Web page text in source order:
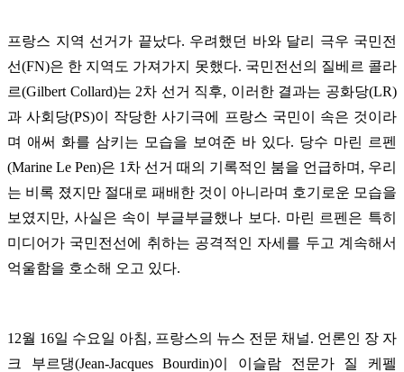
프랑스 지역 선거가 끝났다. 우려했던 바와 달리 극우 국민전
선(FN)은 한 지역도 가져가지 못했다. 국민전선의 질베르 콜라
르(Gilbert Collard)는 2차 선거 직후, 이러한 결과는 공화당(LR)
과 사회당(PS)이 작당한 사기극에 프랑스 국민이 속은 것이라
며 애써 화를 삼키는 모습을 보여준 바 있다. 당수 마린 르펜
(Marine Le Pen)은 1차 선거 때의 기록적인 붐을 언급하며, 우리
는 비록 졌지만 절대로 패배한 것이 아니라며 호기로운 모습을
보였지만, 사실은 속이 부글부글했나 보다. 마린 르펜은 특히
미디어가 국민전선에 취하는 공격적인 자세를 두고 계속해서
억울함을 호소해 오고 있다.
12월 16일 수요일 아침, 프랑스의 뉴스 전문 채널. 언론인 장 자
크 부르댕(Jean-Jacques Bourdin)이 이슬람 전문가 질 케펠